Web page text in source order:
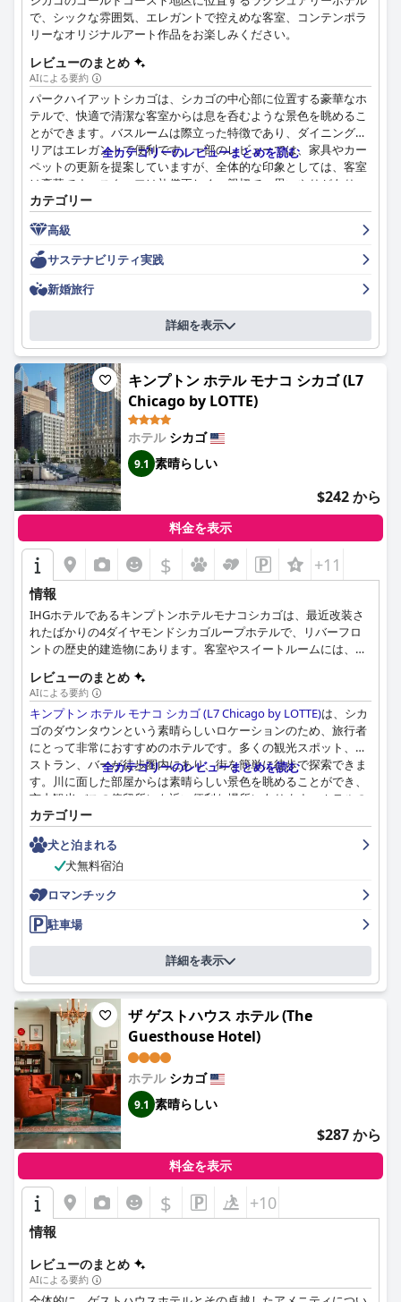
で、シックな雰囲気、エレガントで控えめな客室、コンテンポラ
リーなオリジナルアート作品をお楽しみください。
レビューのまとめ
AIによる要約
パークハイアットシカゴは、シカゴの中心部に位置する豪華なホ
テルで、快適で清潔な客室からは息を呑むような景色を眺めるこ
とができます。バスルームは際立った特徴であり、ダイニングエ
リアはエレガントで便利です。一部のレビューでは、家具やカー
ペットの更新を提案していますが、全体的な印象としては、客室
は豪華です。スタッフは礼儀正しく、親切で、思いやりがあり、
完璧な体験を提供するために、期待を上回るサービスを提供して
います。宿泊客は、スタッフが внимателен であり、フレンドリ
ーで、リピーターを名前で迎えることさえあると述べています。
レストランのサービスも、親切で快適であると評価されていま
す。最高のロケーションで、ゲストが必要とするものはすべてす
ぐ近くにあります。
全カテゴリーのレビューまとめを読む
カテゴリー
高級
サステナビリティ実践
新婚旅行
詳細を表示
キンプトン ホテル モナコ シカゴ (L7
Chicago by LOTTE)
ホテル シカゴ
9.1 素晴らしい
$242 から
料金を表示
$ +11
情報
IHGホテルであるキンプトンホテルモナコシカゴは、最近改装さ
れたばかりの4ダイヤモンドシカゴループホテルで、リバーフロ
ントの歴史的建造物にあります。客室やスイートルームには、真
ど、帽子工場の歴史を感じさせるユニークな装飾が施され、専任
スタッフによるきめ細かなおもてなしが受けられます。レストラ
ン「フィスク＆コー」では、ムール貝とフリット、牡蠣、シャル
キュトリーなど、ベルギーのビストロのような料理をお楽しみい
ただけます。また、無料の新聞、朝のコーヒーと紅茶のサービ
ス、毎晩のワインアワー、室内ヨガマット、カスタムデザインの
自転車、100％ペットフレンドリーポリシーなど、さまざまな嬉
キンプトンホテルモナコシカゴは、都心での思い出に残る宿泊を
求めるビジネス・レジャーどちらのお客様にも理想的な選択肢で
す。
レビューのまとめ
AIによる要約
キンプトン ホテル モナコ シカゴ (L7 Chicago by LOTTE)は、シカ
ゴのダウンタウンという素晴らしいロケーションのため、旅行者
にとって非常におすすめのホテルです。多くの観光スポット、レ
ストラン、バーが徒歩圏内にあり、街を簡単に徒歩で探索できま
す。川に面した部屋からは素晴らしい景色を眺めることができ、
市内観光バスの停留所にも近い便利な場所にあります。ホテルの
内装も、クールでスタイリッシュなデザインで高く評価されてい
ます。朝食は宿泊料金に含まれていませんが、Fisk and Coで朝食
をとった宿泊客は、おいしいブランチメニューに満足していまし
た。館内レストランも本当においしい料理がおすすめですが、食
で、スタイリッシュな内装で、清潔さもよく言及されています。
スタッフはとても明るくフレンドリーで、いつでも喜んでお手伝
いし、お客様のニーズに対応してくれると評されています。ベッ
ドもその快適さで高く評価されており、5つ星をつけた宿泊客も
キンプトン ホテル モナコ シカゴ (L7
Chicago by LOTTE)は、シカゴのダウンタウンでの快適で楽しい
滞在に最適な選択肢です。
全カテゴリーのレビューまとめを読む
カテゴリー
犬と泊まれる
犬無料宿泊
ロマンチック
駐車場
詳細を表示
ザ ゲストハウス ホテル (The
Guesthouse Hotel)
ホテル シカゴ
9.1 素晴らしい
$287 から
料金を表示
$ +10
情報
レビューのまとめ
AIによる要約